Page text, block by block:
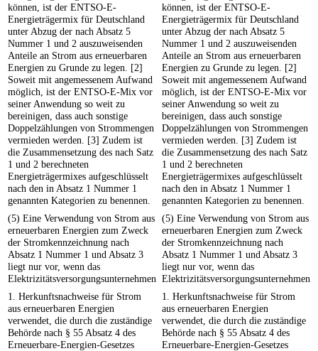
können, ist der ENTSO-E-
Energieträgermix für Deutschland
unter Abzug der nach Absatz 5
Nummer 1 und 2 auszuweisenden
Anteile an Strom aus erneuerbaren
Energien zu Grunde zu legen. [2]
Soweit mit angemessenem Aufwand
möglich, ist der ENTSO-E-Mix vor
seiner Anwendung so weit zu
bereinigen, dass auch sonstige
Doppelzählungen von Strommengen
vermieden werden. [3] Zudem ist
die Zusammensetzung des nach Satz
1 und 2 berechneten
Energieträgermixes aufgeschlüsselt
nach den in Absatz 1 Nummer 1
genannten Kategorien zu benennen.
können, ist der ENTSO-E-
Energieträgermix für Deutschland
unter Abzug der nach Absatz 5
Nummer 1 und 2 auszuweisenden
Anteile an Strom aus erneuerbaren
Energien zu Grunde zu legen. [2]
Soweit mit angemessenem Aufwand
möglich, ist der ENTSO-E-Mix vor
seiner Anwendung so weit zu
bereinigen, dass auch sonstige
Doppelzählungen von Strommengen
vermieden werden. [3] Zudem ist
die Zusammensetzung des nach Satz
1 und 2 berechneten
Energieträgermixes aufgeschlüsselt
nach den in Absatz 1 Nummer 1
genannten Kategorien zu benennen.
(5) Eine Verwendung von Strom aus
erneuerbaren Energien zum Zweck
der Stromkennzeichnung nach
Absatz 1 Nummer 1 und Absatz 3
liegt nur vor, wenn das
Elektrizitätsversorgungsunternehmen
(5) Eine Verwendung von Strom aus
erneuerbaren Energien zum Zweck
der Stromkennzeichnung nach
Absatz 1 Nummer 1 und Absatz 3
liegt nur vor, wenn das
Elektrizitätsversorgungsunternehmen
1. Herkunftsnachweise für Strom
aus erneuerbaren Energien
verwendet, die durch die zuständige
Behörde nach § 55 Absatz 4 des
Erneuerbare-Energien-Gesetzes
1. Herkunftsnachweise für Strom
aus erneuerbaren Energien
verwendet, die durch die zuständige
Behörde nach § 55 Absatz 4 des
Erneuerbare-Energien-Gesetzes